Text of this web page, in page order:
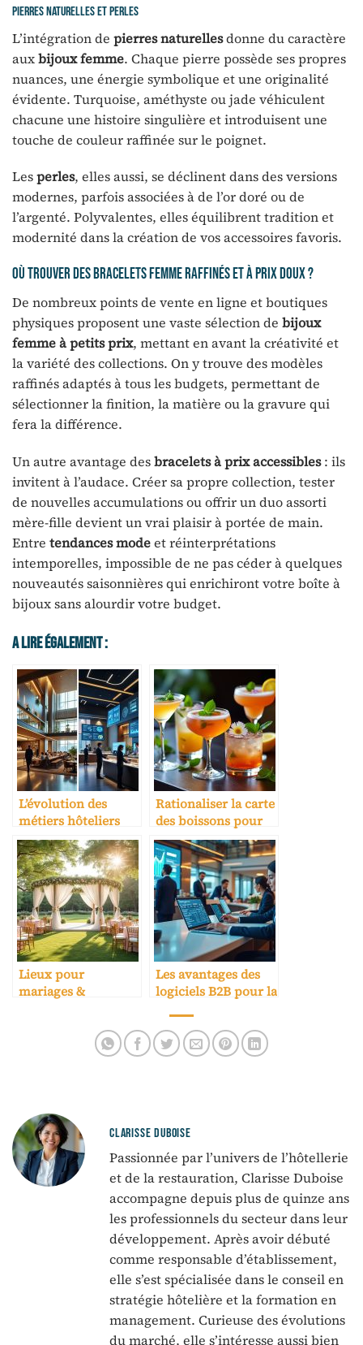
Pierres naturelles et perles
L’intégration de pierres naturellesdonne du caractère
auxbijoux femme. Chaque pierre possède ses propres
nuances, une énergie symbolique et une originalité
évidente. Turquoise, améthyste ou jade véhiculent
chacune une histoire singulière et introduisent une
touche de couleur raffinée sur le poignet.
Lesperles, elles aussi, se déclinent dans des versions
modernes, parfois associées à de l’or doré ou de
l’argenté. Polyvalentes, elles équilibrent tradition et
modernité dans la création de vos accessoires favoris.
Où trouver des bracelets femme raffinés et à prix doux ?
De nombreux points de vente en ligne et boutiques
physiques proposent une vaste sélection de bijoux
femme à petits prix, mettant en avant la créativité et
la variété des collections. On y trouve des modèles
raffinés adaptés à tous les budgets, permettant de
sélectionner la finition, la matière ou la gravure qui
fera la différence.
Un autre avantage desbracelets à prix accessibles: ils
invitent à l’audace. Créer sa propre collection, tester
de nouvelles accumulations ou offrir un duo assorti
mère-fille devient un vrai plaisir à portée de main.
Entre tendances modeet réinterprétations
intemporelles, impossible de ne pas céder à quelques
nouveautés saisonnières qui enrichiront votre boîte à
bijoux sans alourdir votre budget.
A Lire Également :
L’évolution des
métiers hôteliers
avec l’IA
Rationaliser la carte
des boissons pour
une marge stable
Lieux pour
mariages &
sélection experte
Les avantages des
logiciels B2B pour la
hôtelière
CLARISSE DUBOISE
Passionnée par l’univers de l’hôtellerie
et de la restauration, Clarisse Duboise
accompagne depuis plus de quinze ans
les professionnels du secteur dans leur
développement. Après avoir débuté
comme responsable d’établissement,
elle s’est spécialisée dans le conseil en
stratégie hôtelière et la formation en
management. Curieuse des évolutions
du marché, elle s’intéresse aussi bien